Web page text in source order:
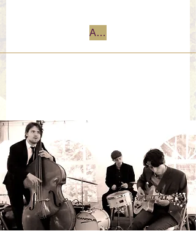
Accueil